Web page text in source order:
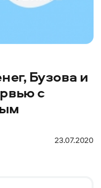
Бузова и
c
23.07.2020